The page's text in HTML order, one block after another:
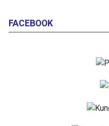
FACEBOOK